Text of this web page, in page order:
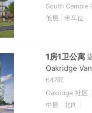
South Cambie
低层
带车位
1房1卫公寓
Oakridge
647呎
Oakridge 社区
中层
北向